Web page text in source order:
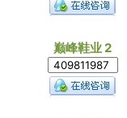
巅峰鞋业 2